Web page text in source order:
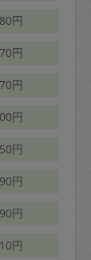
円
円
円
円
円
円
円
円